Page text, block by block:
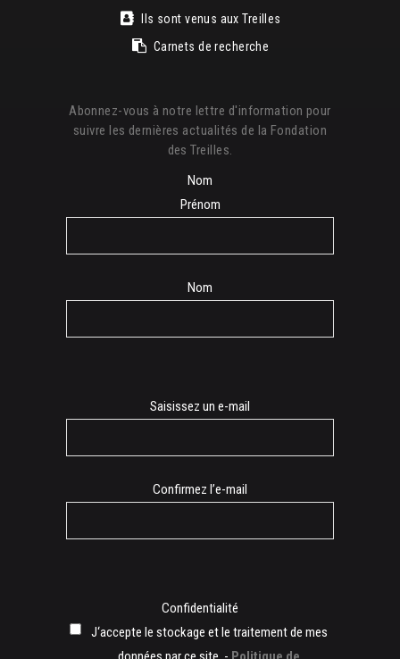
Ils sont venus aux Treilles
Carnets de recherche
Abonnez-vous à notre lettre d'information pour
suivre les dernières actualités de la Fondation
des Treilles.
Nom
Prénom
Nom
Saisissez un e-mail
Confirmez l’e-mail
Confidentialité
J‘accepte le stockage et le traitement de mes